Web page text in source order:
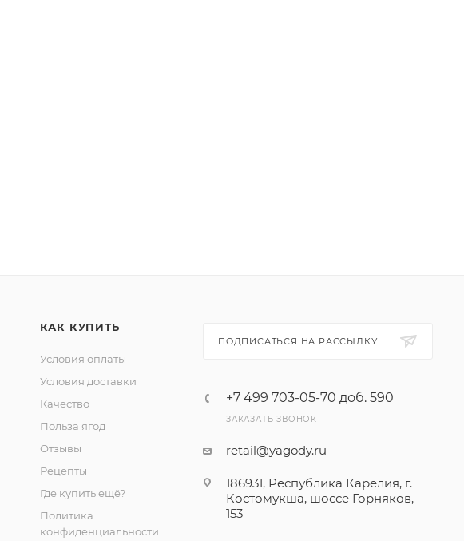
КАК КУПИТЬ
Условия оплаты
Условия доставки
Качество
Польза ягод
Отзывы
Рецепты
Где купить ещё?
Политика
конфиденциальности
ПОДПИСАТЬСЯ НА РАССЫЛКУ
+7 499 703-05-70 доб. 590
ЗАКАЗАТЬ ЗВОНОК
retail@yagody.ru
186931, Республика Карелия, г.
Костомукша, шоссе Горняков,
153